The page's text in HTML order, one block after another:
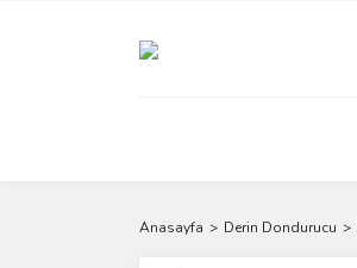
Anasayfa Derin Dondurucu